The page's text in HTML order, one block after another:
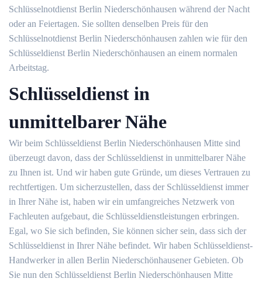
Schlüsselnotdienst Berlin Niederschönhausen während der Nacht
oder an Feiertagen. Sie sollten denselben Preis für den
Schlüsselnotdienst Berlin Niederschönhausen zahlen wie für den
Schlüsseldienst Berlin Niederschönhausen an einem normalen
Arbeitstag.
Schlüsseldienst in
unmittelbarer Nähe
Wir beim Schlüsseldienst Berlin Niederschönhausen Mitte sind
überzeugt davon, dass der Schlüsseldienst in unmittelbarer Nähe
zu Ihnen ist. Und wir haben gute Gründe, um dieses Vertrauen zu
rechtfertigen. Um sicherzustellen, dass der Schlüsseldienst immer
in Ihrer Nähe ist, haben wir ein umfangreiches Netzwerk von
Fachleuten aufgebaut, die Schlüsseldienstleistungen erbringen.
Egal, wo Sie sich befinden, Sie können sicher sein, dass sich der
Schlüsseldienst in Ihrer Nähe befindet. Wir haben Schlüsseldienst-
Handwerker in allen Berlin Niederschönhausener Gebieten. Ob
Sie nun den Schlüsseldienst Berlin Niederschönhausen Mitte